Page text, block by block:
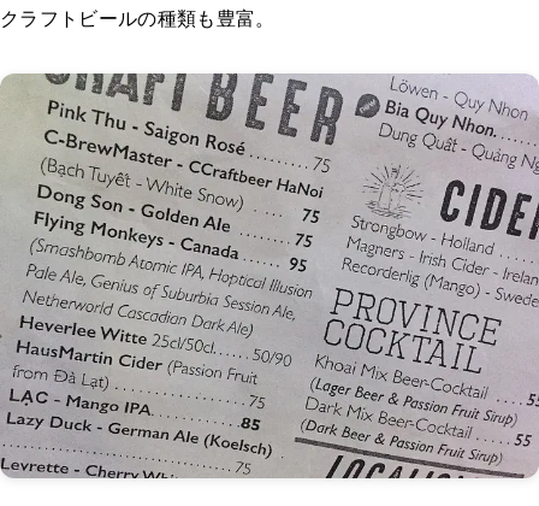
クラフトビールの種類も豊富。